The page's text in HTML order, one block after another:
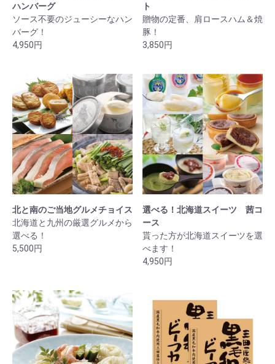
ハンバーグ
ソース不要のジューシーなハン
バーグ！
4,950円
ト
贈物の定番、肩ロースハム＆焼
豚！
3,850円
北と南のご当地グルメチョイス
北海道と九州の厳選グルメから
選べる！
5,500円
選べる！北海道スイーツ 茜コ
ース
貰った方が北海道スイーツを選
べます！
4,950円